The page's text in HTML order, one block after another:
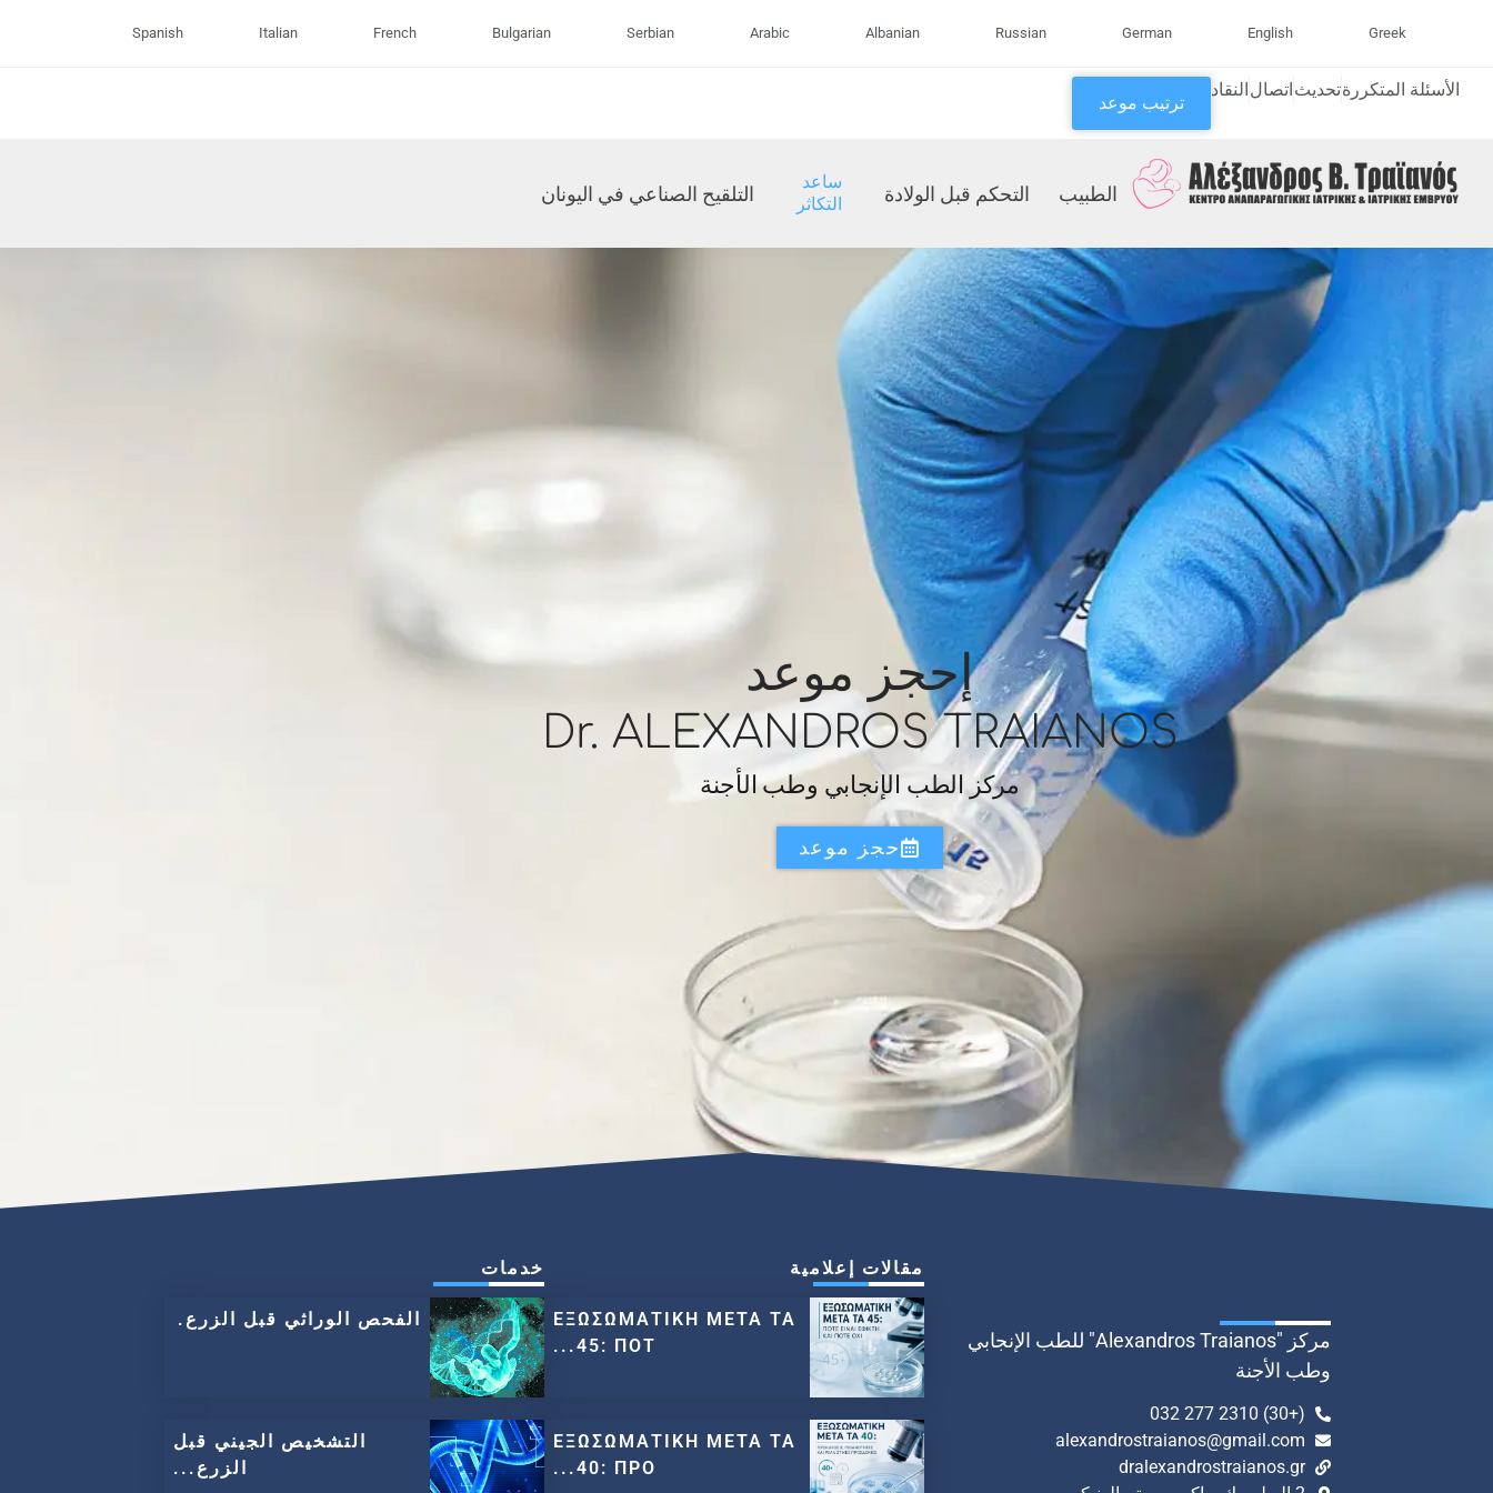
Greek
English
German
Russian
Albanian
Arabic
Serbian
Bulgarian
French
Italian
Spanish
الأسئلة المتكررةتحديثاتصالالنقاد
ترتيب موعد
الطبيب التحكم قبل الولادة
ساعد
التكاثر
التلقيح الصناعي في اليونان
إحجز موعد
Dr. ALEXANDROS TRAIANOS
مركز الطب الإنجابي وطب الأجنة
حجز موعد
مركز "Alexandros Traianos" للطب الإنجابي
وطب الأجنة
(+30) 2310 277 032
alexandrostraianos@gmail.com
dralexandrostraianos.gr
مقالات إعلامية
ΕΞΩΣΩΜΑΤΙΚΗ ΜΕΤΑ ΤΑ
45: ΠΟΤ...
ΕΞΩΣΩΜΑΤΙΚΗ ΜΕΤΑ ΤΑ
40: ΠΡΟ...
خدمات
الفحص الوراثي قبل الزرع.
التشخيص الجيني قبل
الزرع...